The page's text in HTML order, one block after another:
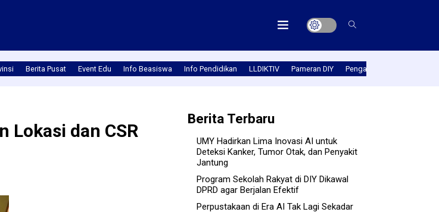
Berita Pusat Event Edu Info Beasiswa Info Pendidikan LLDIKTIV Pameran DIY Pengabmas
Lokasi dan CSR
Berita Terbaru
UMY Hadirkan Lima Inovasi AI untuk
Deteksi Kanker, Tumor Otak, dan Penyakit
Jantung
Program Sekolah Rakyat di DIY Dikawal
DPRD agar Berjalan Efektif
Perpustakaan di Era AI Tak Lagi Sekadar